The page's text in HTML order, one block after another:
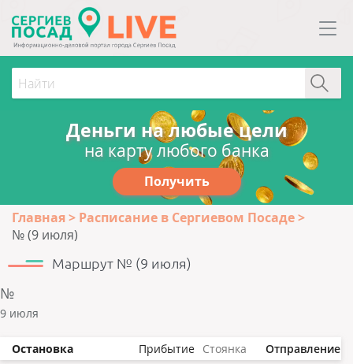
Деньги на любые цели
на карту любого банка
Получить
Главная
Расписание в Сергиевом Посаде
№ (9 июля)
Маршрут № (9 июля)
№
9 июля
Остановка Прибытие Стоянка Отправление